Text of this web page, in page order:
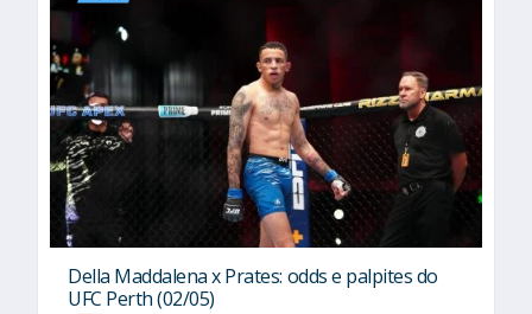
Della Maddalena x Prates: odds e palpites do
UFC Perth (02/05)